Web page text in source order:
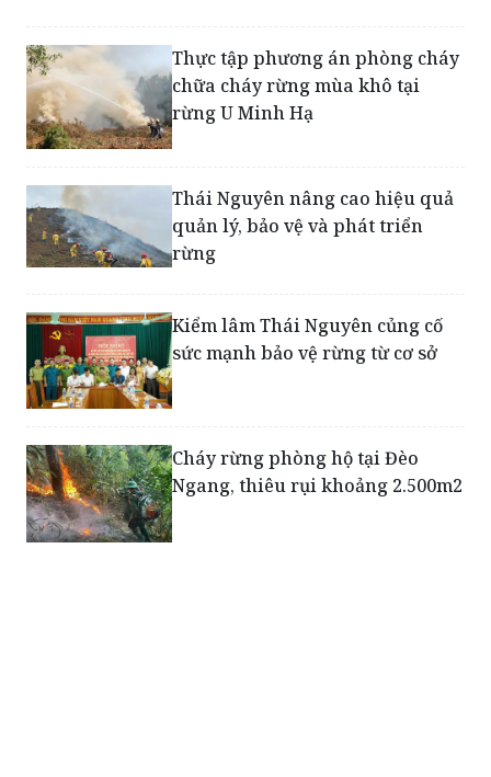
Thực tập phương án phòng cháy
chữa cháy rừng mùa khô tại
rừng U Minh Hạ
Thái Nguyên nâng cao hiệu quả
quản lý, bảo vệ và phát triển
rừng
Kiểm lâm Thái Nguyên củng cố
sức mạnh bảo vệ rừng từ cơ sở
Cháy rừng phòng hộ tại Đèo
Ngang, thiêu rụi khoảng 2.500m2